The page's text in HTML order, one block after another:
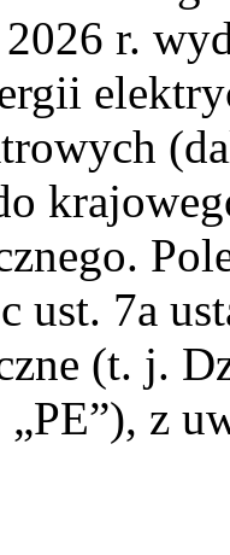
r.
ust. 7a
(t. j.
z